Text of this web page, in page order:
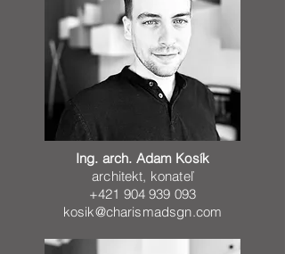
Ing. arch. Adam Kosík
architekt, konateľ
+421 904 939 093
kosik@charismadsgn.com